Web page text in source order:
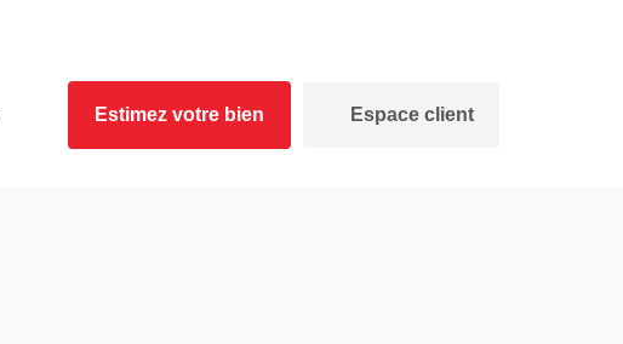
Estimez votre bien Espace client